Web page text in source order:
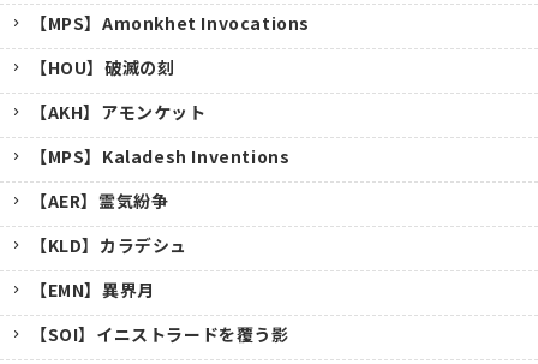
【MPS】Amonkhet Invocations
【HOU】破滅の刻
【AKH】アモンケット
【MPS】Kaladesh Inventions
【AER】霊気紛争
【KLD】カラデシュ
【EMN】異界月
【SOI】イニストラードを覆う影